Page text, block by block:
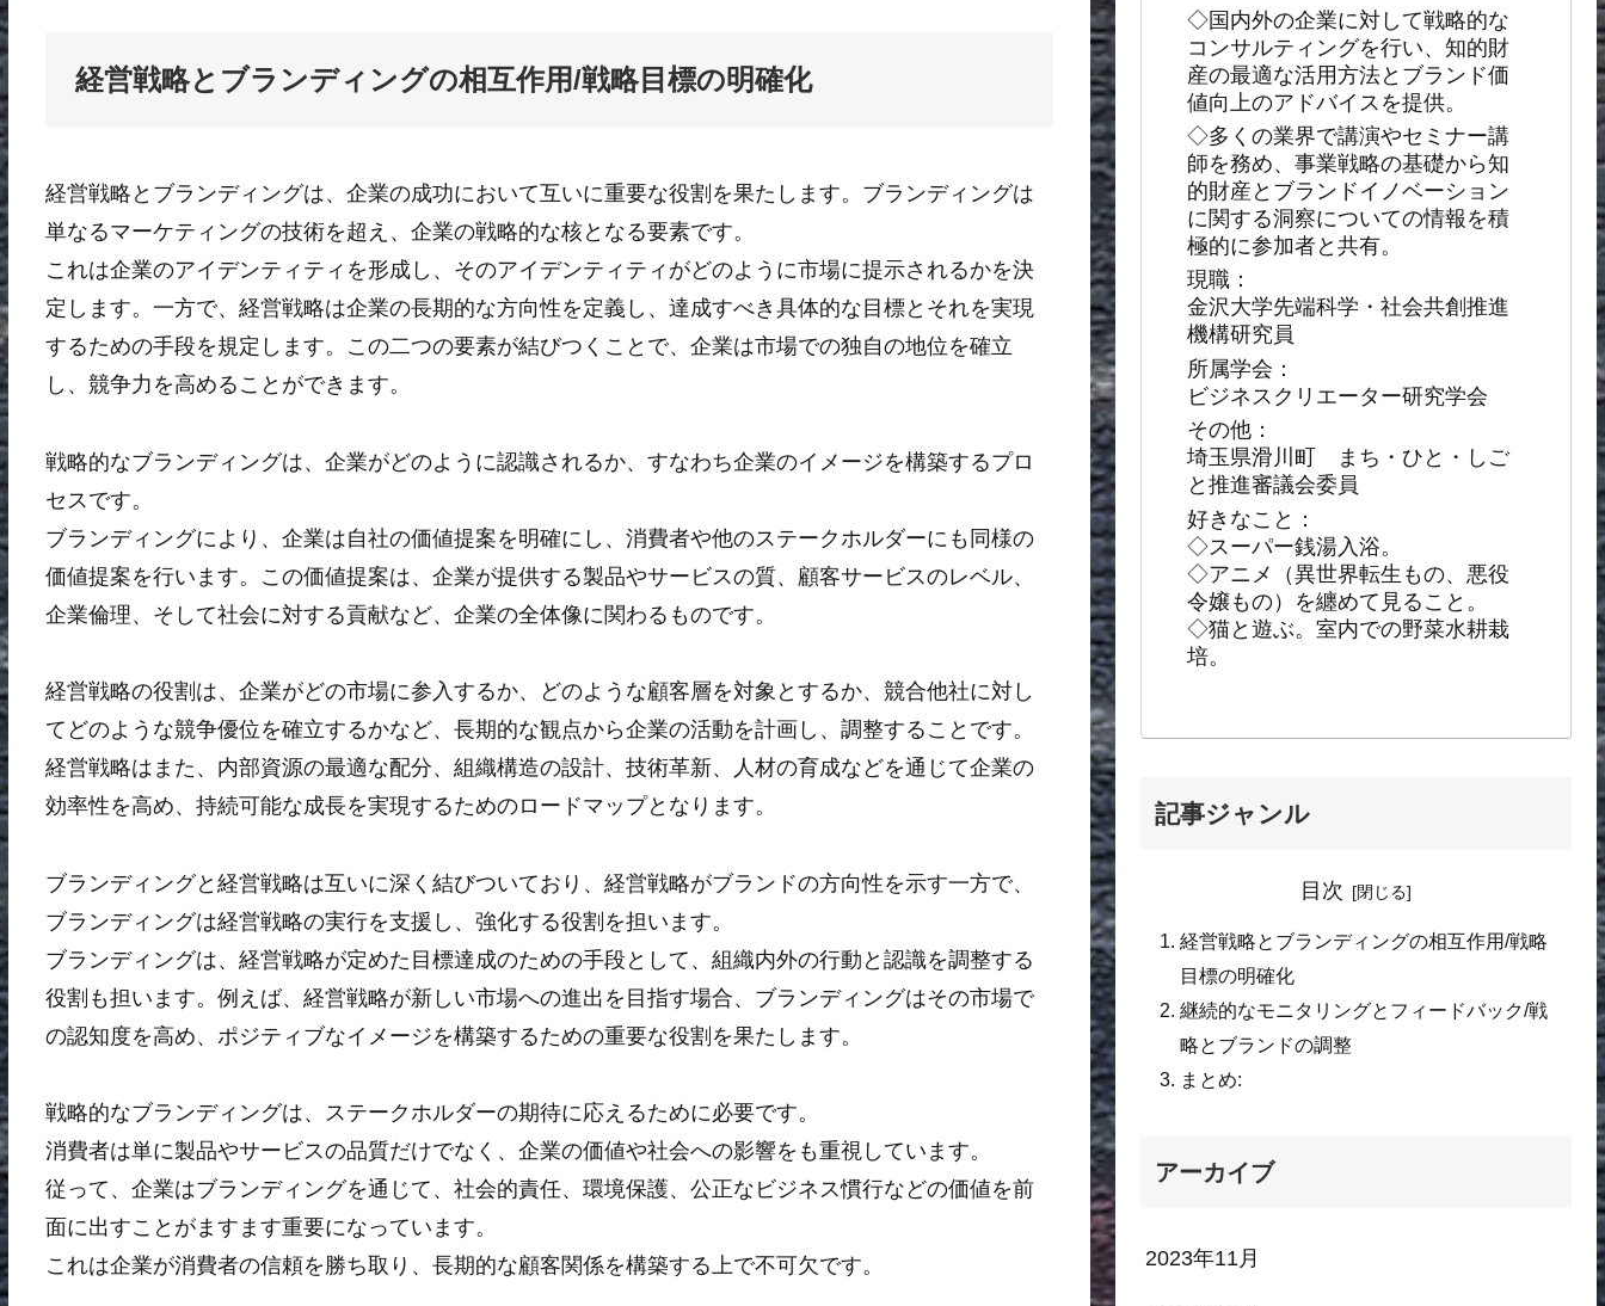
経営戦略とブランディングの相互作用/戦略目標の明確化
経営戦略とブランディングは、企業の成功において互いに重要な役割を果たします。ブランディングは
単なるマーケティングの技術を超え、企業の戦略的な核となる要素です。
これは企業のアイデンティティを形成し、そのアイデンティティがどのように市場に提示されるかを決
定します。一方で、経営戦略は企業の長期的な方向性を定義し、達成すべき具体的な目標とそれを実現
するための手段を規定します。この二つの要素が結びつくことで、企業は市場での独自の地位を確立
し、競争力を高めることができます。
戦略的なブランディングは、企業がどのように認識されるか、すなわち企業のイメージを構築するプロ
セスです。
ブランディングにより、企業は自社の価値提案を明確にし、消費者や他のステークホルダーにも同様の
価値提案を行います。この価値提案は、企業が提供する製品やサービスの質、顧客サービスのレベル、
企業倫理、そして社会に対する貢献など、企業の全体像に関わるものです。
経営戦略の役割は、企業がどの市場に参入するか、どのような顧客層を対象とするか、競合他社に対し
てどのような競争優位を確立するかなど、長期的な観点から企業の活動を計画し、調整することです。
経営戦略はまた、内部資源の最適な配分、組織構造の設計、技術革新、人材の育成などを通じて企業の
効率性を高め、持続可能な成長を実現するためのロードマップとなります。
ブランディングと経営戦略は互いに深く結びついており、経営戦略がブランドの方向性を示す一方で、
ブランディングは経営戦略の実行を支援し、強化する役割を担います。
ブランディングは、経営戦略が定めた目標達成のための手段として、組織内外の行動と認識を調整する
役割も担います。例えば、経営戦略が新しい市場への進出を目指す場合、ブランディングはその市場で
の認知度を高め、ポジティブなイメージを構築するための重要な役割を果たします。
戦略的なブランディングは、ステークホルダーの期待に応えるために必要です。
消費者は単に製品やサービスの品質だけでなく、企業の価値や社会への影響をも重視しています。
従って、企業はブランディングを通じて、社会的責任、環境保護、公正なビジネス慣行などの価値を前
面に出すことがますます重要になっています。
これは企業が消費者の信頼を勝ち取り、長期的な顧客関係を構築する上で不可欠です。
◇国内外の企業に対して戦略的な
コンサルティングを行い、知的財
産の最適な活用方法とブランド価
値向上のアドバイスを提供。
◇多くの業界で講演やセミナー講
師を務め、事業戦略の基礎から知
的財産とブランドイノベーション
に関する洞察についての情報を積
極的に参加者と共有。
現職：
金沢大学先端科学・社会共創推進
機構研究員
所属学会：
ビジネスクリエーター研究学会
その他：
埼玉県滑川町 まち・ひと・しご
と推進審議会委員
好きなこと：
◇スーパー銭湯入浴。
◇アニメ（異世界転生もの、悪役
令嬢もの）を纏めて見ること。
◇猫と遊ぶ。室内での野菜水耕栽
培。
記事ジャンル
目次
経営戦略とブランディングの相互作用/戦略
目標の明確化
継続的なモニタリングとフィードバック/戦
略とブランドの調整
まとめ:
アーカイブ
2023年11月